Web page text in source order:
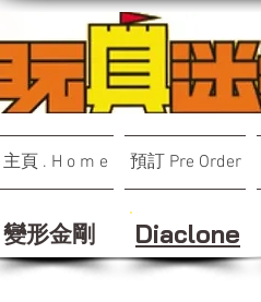
主頁 . H o m e 預訂 Pre Order
變形金剛 Diaclone